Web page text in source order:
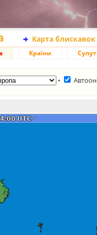
Карта
Країни
•